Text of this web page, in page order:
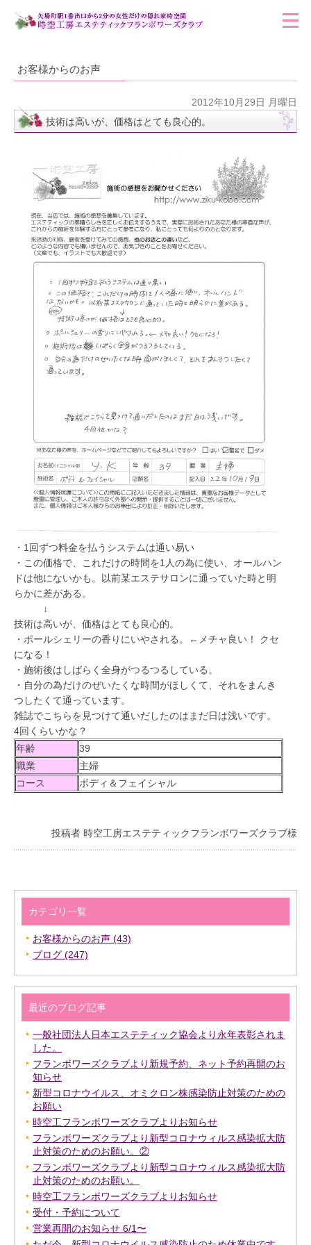
お客様からのお声
2012年10月29日 月曜日
技術は高いが、価格はとても良心的。
・1回ずつ料金を払うシステムは通い易い
・この価格で、これだけの時間を1人の為に使い、オールハン
ドは他にないかも。以前某エステサロンに通っていた時と明
らかに差がある。
↓
技術は高いが、価格はとても良心的。
・ポールシェリーの香りにいやされる。←メチャ良い！ クセ
になる！
・施術後はしばらく全身がつるつるしている。
・自分の為だけのぜいたくな時間がほしくて、それをまんき
つしたくて通っています。
雑誌でこちらを見つけて通いだしたのはまだ日は浅いです。
4回くらいかな？
年齢
39
職業
主婦
コース
ボディ＆フェイシャル
投稿者 時空工房エステティックフランボワーズクラブ様
カテゴリ一覧
お客様からのお声 (43)
ブログ (247)
最近のブログ記事
一般社団法人日本エステティック協会より永年表彰されま
した。
フランボワーズクラブより新規予約、ネット予約再開のお
知らせ
新型コロナウイルス、オミクロン株感染防止対策のための
お願い
時空工フランボワーズクラブよりお知らせ
フランボワーズクラブより新型コロナウィルス感染拡大防
止対策のためのお願い。②
フランボワーズクラブより新型コロナウィルス感染拡大防
止対策のためのお願い。
時空工フランボワーズクラブよりお知らせ
受付・予約について
営業再開のお知らせ 6/1〜